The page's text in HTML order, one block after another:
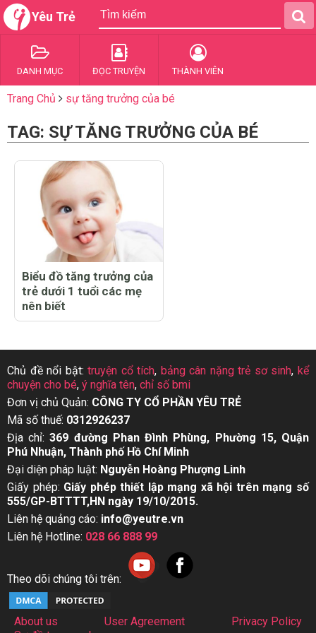
Yêu Trẻ
DANH MỤC ĐỌC TRUYỆN THÀNH VIÊN
Trang Chủ sự tăng trưởng của bé
TAG: SỰ TĂNG TRƯỞNG CỦA BÉ
Biểu đồ tăng trưởng của
trẻ dưới 1 tuổi các mẹ
nên biết
Chủ đề nổi bật:truyện cổ tích, bảng cân nặng trẻ sơ sinh,kể
chuyện cho bé, ý nghĩa tên, chỉ số bmi
Đơn vị chủ Quản: CÔNG TY CỔ PHẦN YÊU TRẺ
Mã số thuế: 0312926237
Địa chỉ:369 đường Phan Đình Phùng, Phường 15, Quận
Phú Nhuận, Thành phố Hồ Chí Minh
Đại diện pháp luật: Nguyễn Hoàng Phượng Linh
Giấy phép: Giấy phép thiết lập mạng xã hội trên mạng số
555/GP-BTTTT,HN ngày 19/10/2015.
Liên hệ quảng cáo: info@yeutre.vn
Liên hệ Hotline: 028 66 888 99
Theo dõi chúng tôi trên:
About us User Agreement
Privacy Policy